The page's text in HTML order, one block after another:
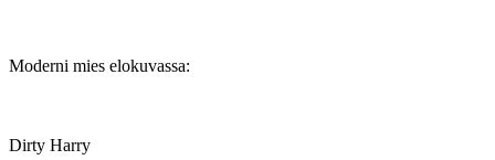
Moderni mies elokuvassa:
Dirty Harry